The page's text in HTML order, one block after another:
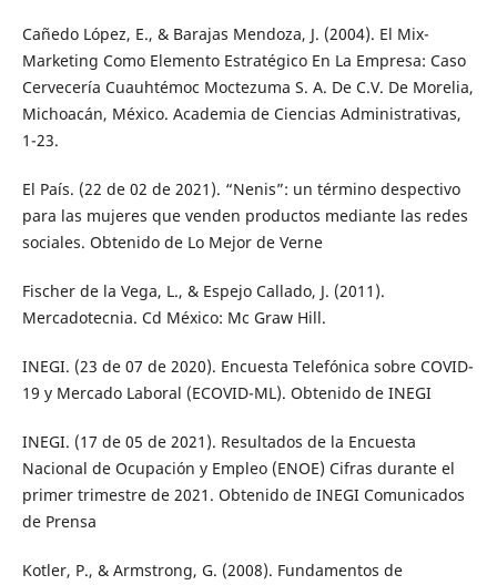
Cañedo López, E., & Barajas Mendoza, J. (2004). El Mix-
Marketing Como Elemento Estratégico En La Empresa: Caso
Cervecería Cuauhtémoc Moctezuma S. A. De C.V. De Morelia,
Michoacán, México. Academia de Ciencias Administrativas,
1-23.
El País. (22 de 02 de 2021). “Nenis”: un término despectivo
para las mujeres que venden productos mediante las redes
sociales. Obtenido de Lo Mejor de Verne
Fischer de la Vega, L., & Espejo Callado, J. (2011).
Mercadotecnia. Cd México: Mc Graw Hill.
INEGI. (23 de 07 de 2020). Encuesta Telefónica sobre COVID-
19 y Mercado Laboral (ECOVID-ML). Obtenido de INEGI
INEGI. (17 de 05 de 2021). Resultados de la Encuesta
Nacional de Ocupación y Empleo (ENOE) Cifras durante el
primer trimestre de 2021. Obtenido de INEGI Comunicados
de Prensa
Kotler, P., & Armstrong, G. (2008). Fundamentos de